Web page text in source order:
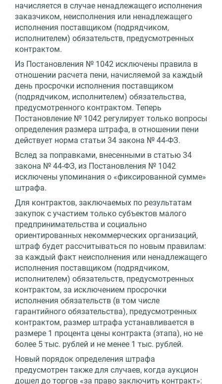
начисляется в случае ненадлежащего исполнения
заказчиком, неисполнения или ненадлежащего
исполнения поставщиком (подрядчиком,
исполнителем) обязательств, предусмотренных
контрактом.
Из Постановления № 1042 исключены правила в
отношении расчета пени, начисляемой за каждый
день просрочки исполнения поставщиком
(подрядчиком, исполнителем) обязательства,
предусмотренного контрактом. Теперь
Постановление № 1042 регулирует только вопросы
определения размера штрафа, в отношении пени
действует норма статьи 34 закона № 44-ФЗ.
Вслед за поправками, внесенными в статью 34
закона № 44-ФЗ, из Постановления № 1042
исключены упоминания о «фиксированной сумме»
штрафа.
Для контрактов, заключаемых по результатам
закупок с участием только субъектов малого
предпринимательства и социально
ориентированных некоммерческих организаций,
штраф будет рассчитываться по новым правилам:
за каждый факт неисполнения или ненадлежащего
исполнения поставщиком (подрядчиком,
исполнителем) обязательств, предусмотренных
контрактом, за исключением просрочки
исполнения обязательств (в том числе
гарантийного обязательства), предусмотренных
контрактом, размер штрафа устанавливается в
размере 1 процента цены контракта (этапа), но не
более 5 тыс. рублей и не менее 1 тыс. рублей.
Новый порядок определения штрафа
предусмотрен также для случаев, когда аукцион
дошел до торгов «за право заключить контракт»: